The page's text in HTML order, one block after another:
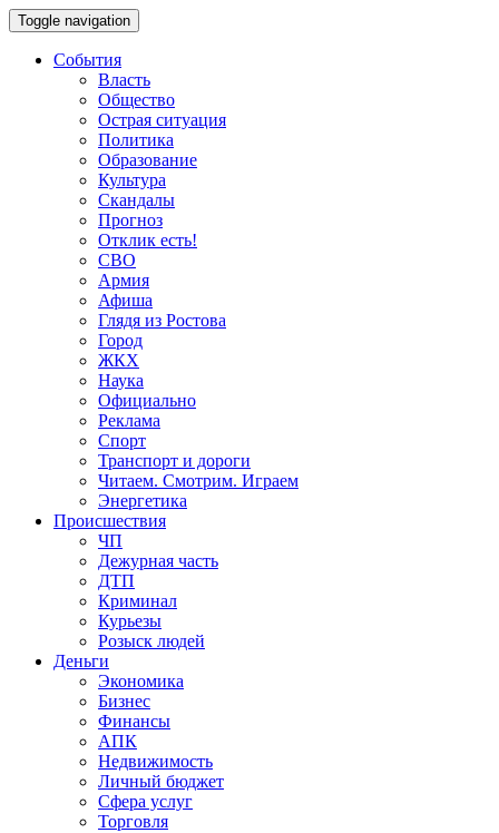
Toggle navigation
События
Власть
Общество
Острая ситуация
Политика
Образование
Культура
Скандалы
Прогноз
Отклик есть!
СВО
Армия
Афиша
Глядя из Ростова
Город
ЖКХ
Наука
Официально
Реклама
Спорт
Транспорт и дороги
Читаем. Смотрим. Играем
Энергетика
Происшествия
ЧП
Дежурная часть
ДТП
Криминал
Курьезы
Розыск людей
Деньги
Экономика
Бизнес
Финансы
АПК
Недвижимость
Личный бюджет
Сфера услуг
Торговля